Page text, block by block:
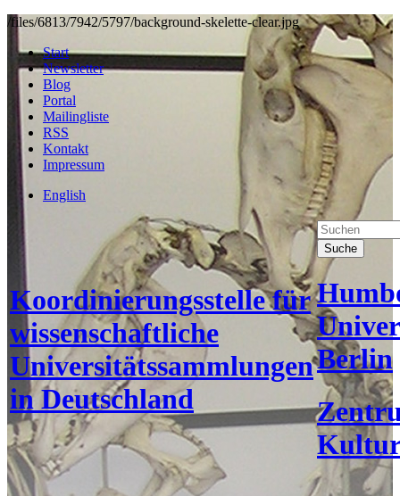
/files/6813/7942/5797/background-skelette-clear.jpg
Start
Newsletter
Blog
Portal
Mailingliste
RSS
Kontakt
Impressum
English
Koordinierungsstelle für
wissenschaftliche
Universitätssammlungen
in Deutschland
Suche
Berlin